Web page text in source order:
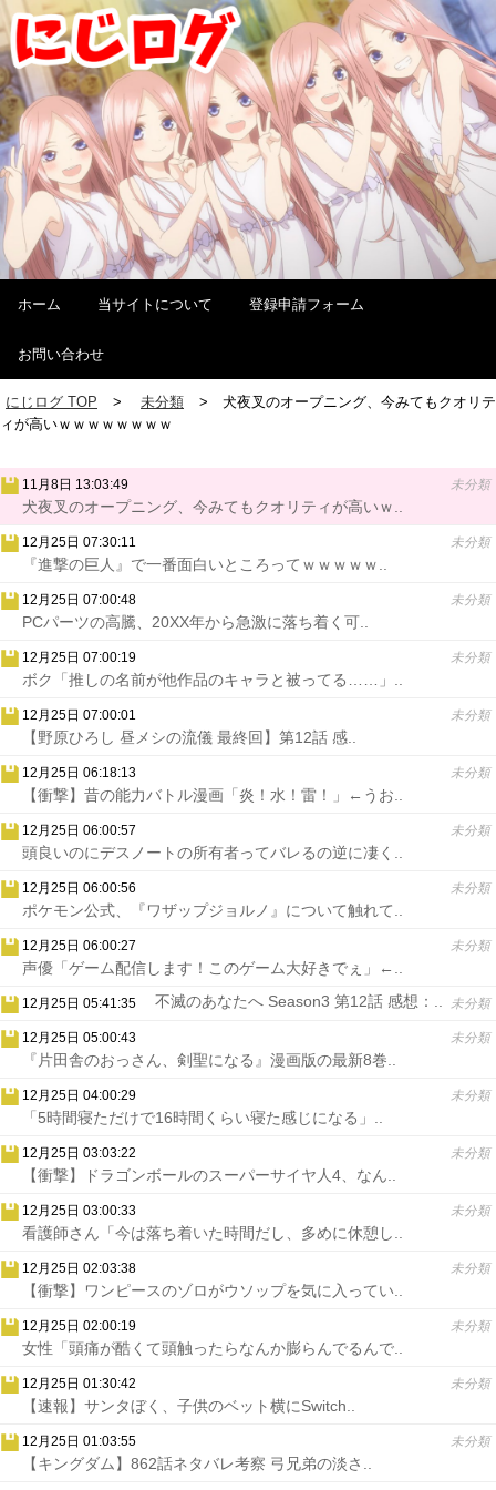
ホーム 当サイトについて 登録申請フォーム
お問い合わせ
にじログ TOP 未分類
犬夜叉のオープニング、今みてもクオリテ
ィが高いｗｗｗｗｗｗｗｗ
11月8日 13:03:49 未分類
犬夜叉のオープニング、今みてもクオリティが高いｗ..
12月25日 07:30:11 未分類
『進撃の巨人』で一番面白いところってｗｗｗｗｗ..
12月25日 07:00:48 未分類
PCパーツの高騰、20XX年から急激に落ち着く可..
12月25日 07:00:19 未分類
ボク「推しの名前が他作品のキャラと被ってる……」..
12月25日 07:00:01 未分類
【野原ひろし 昼メシの流儀 最終回】第12話 感..
12月25日 06:18:13 未分類
【衝撃】昔の能力バトル漫画「炎！水！雷！」←うお..
12月25日 06:00:57 未分類
頭良いのにデスノートの所有者ってバレるの逆に凄く..
12月25日 06:00:56 未分類
ポケモン公式、『ワザップジョルノ』について触れて..
12月25日 06:00:27 未分類
声優「ゲーム配信します！このゲーム大好きでぇ」←..
12月25日 05:41:35 未分類
不滅のあなたへ Season3 第12話 感想：..
12月25日 05:00:43 未分類
『片田舎のおっさん、剣聖になる』漫画版の最新8巻..
12月25日 04:00:29 未分類
「5時間寝ただけで16時間くらい寝た感じになる」..
12月25日 03:03:22 未分類
【衝撃】ドラゴンボールのスーパーサイヤ人4、なん..
12月25日 03:00:33 未分類
看護師さん「今は落ち着いた時間だし、多めに休憩し..
12月25日 02:03:38 未分類
【衝撃】ワンピースのゾロがウソップを気に入ってい..
12月25日 02:00:19 未分類
女性「頭痛が酷くて頭触ったらなんか膨らんでるんで..
12月25日 01:30:42 未分類
【速報】サンタぼく、子供のベット横にSwitch..
12月25日 01:03:55 未分類
【キングダム】862話ネタバレ考察 弓兄弟の淡さ..